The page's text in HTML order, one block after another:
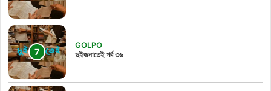
GOLPO
দুইজনাতেই পর্ব ৩৬